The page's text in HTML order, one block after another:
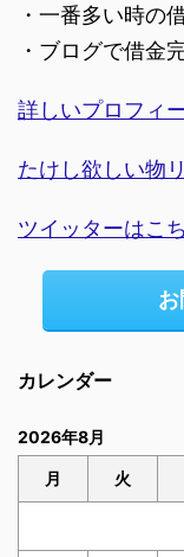
・一番多い時の
・ブログで借金
詳しいプロフィ
たけし欲しい物
ツイッターはこ
カレンダー
2026年8月
月 火